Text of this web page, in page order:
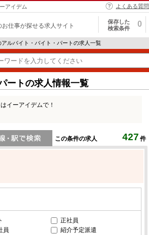
アイデム よくある質問
お仕事が探せる求人サイト
保存した
検索条件
0
ルバイト・バイト・パートの求人一覧
ートの求人情報一覧
イーアイデムで！
この条件の求人 427 件
正社員
員
紹介予定派遣